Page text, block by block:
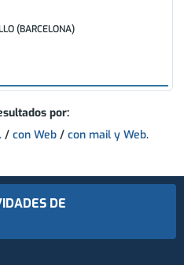
(BARCELONA)
por:
/ con Web/ con mail y Web.
DE